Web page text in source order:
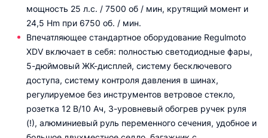
мощность 25 л.с. / 7500 об / мин, крутящий момент и
24,5 Hm при 6750 об. / мин.
Впечатляющее стандартное оборудование Regulmoto
XDV включает в себя: полностью светодиодные фары,
5-дюймовый ЖК-дисплей, систему бесключевого
доступа, систему контроля давления в шинах,
регулируемое без инструментов ветровое стекло,
розетка 12 В/10 Ач, 3-уровневый обогрев ручек руля
(!), алюминиевый руль переменного сечения, удобное и